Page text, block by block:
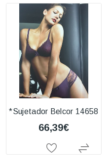
*Sujetador Belcor 14658
66,39€